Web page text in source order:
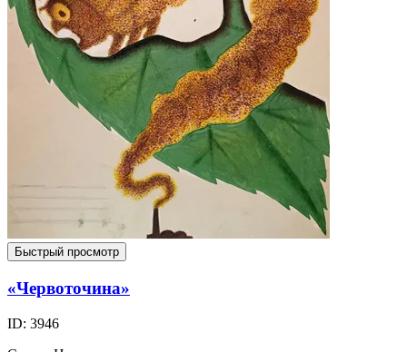
Быстрый просмотр
«Червоточина»
ID: 3946